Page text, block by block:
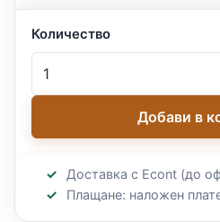
Количество
Добави в
Доставка с Econt (до
Плащане: наложен